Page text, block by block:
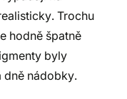
Trochu
hodně špatně
byly
dně nádobky.